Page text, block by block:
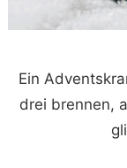
Ein
drei brennen,